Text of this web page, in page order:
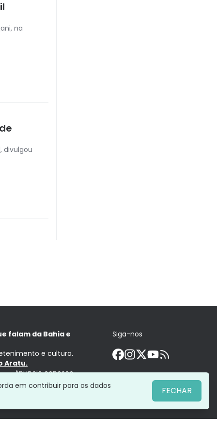
na
divulgou
falam da Bahia e
e cultura.
Aratu.
Anuncie conosco
Siga-nos
em contribuir para os dados FECHAR